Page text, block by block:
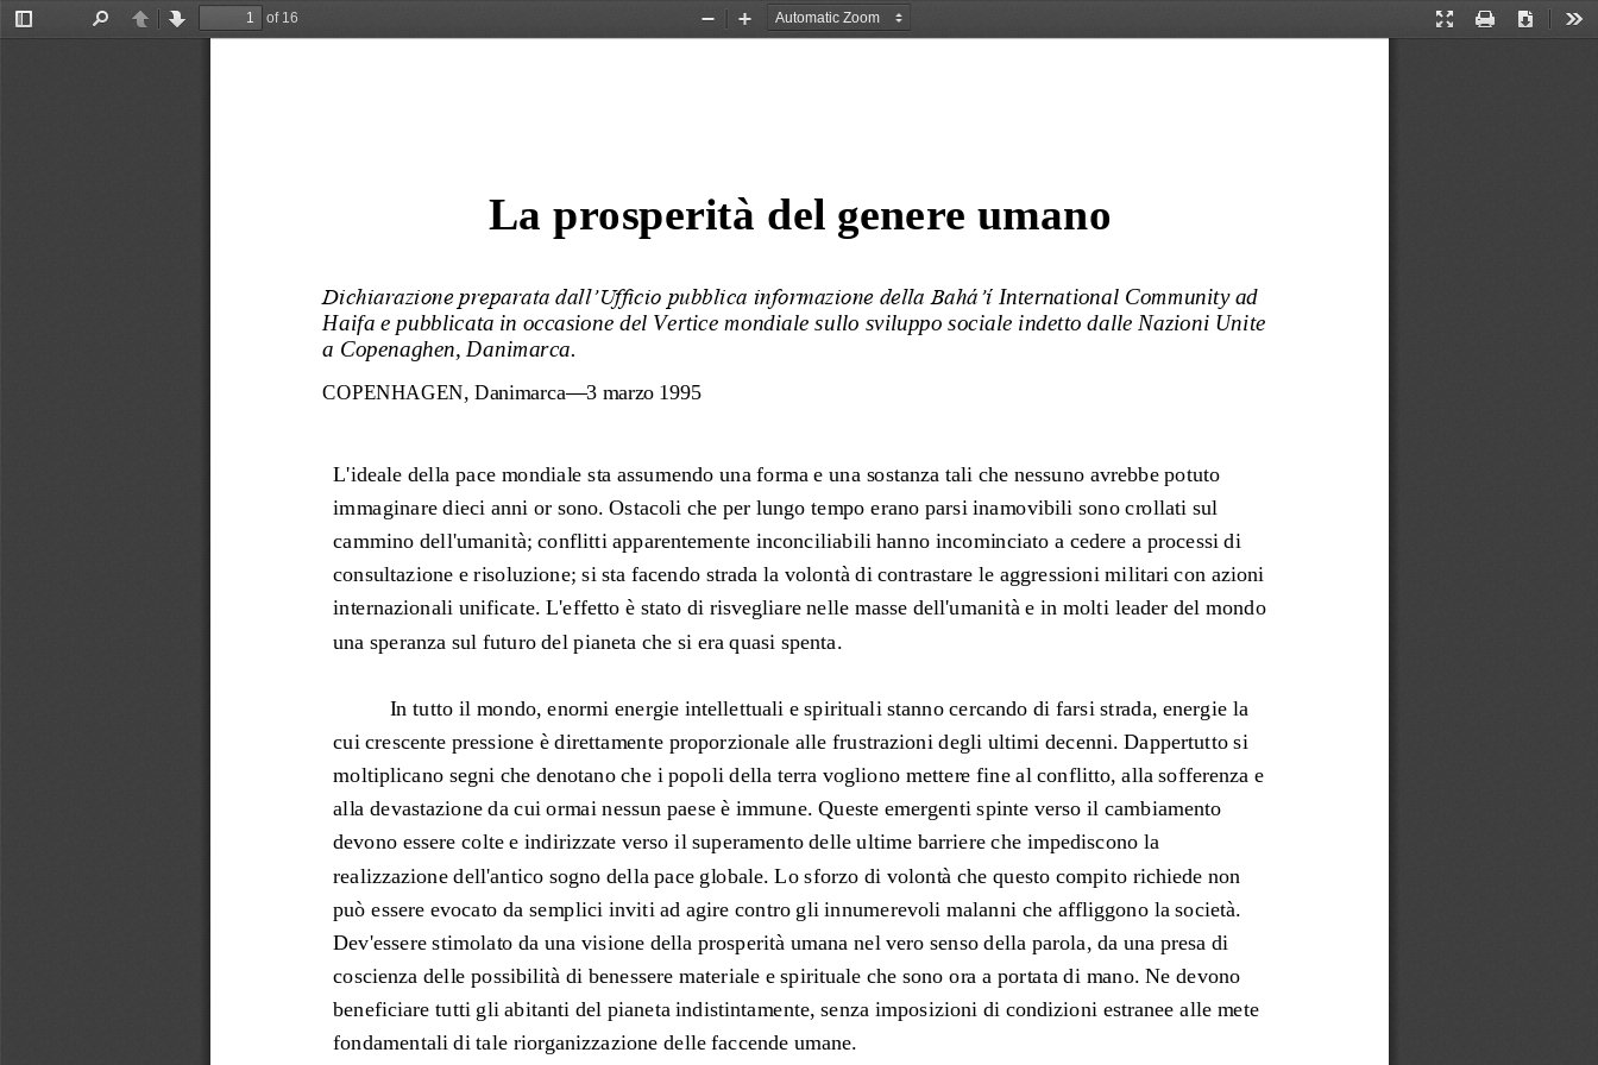
Toggle
PreviousNext
of 16
Presentation
Print Download
Zoom
Zoom
La prosperità del genere umano
Dichiarazione preparata dall’Ufficio pubblica informazione della Bahá’í International Community ad
Haifa e pubblicata in occasione del Vertice mondiale sullo sviluppo sociale indetto dalle Nazioni Unite
a Copenaghen, Danimarca.
COPENHAGEN, Danimarca—3 marzo 1995
L'ideale della pace mondiale sta assumendo una forma e una sostanza tali che nessuno avrebbe potuto
immaginare dieci anni or sono. Ostacoli che per lungo tempo erano parsi inamovibili sono crollati sul
cammino dell'umanità; conflitti apparentemente inconciliabili hanno incominciato a cedere a processi di
consultazione e risoluzione; si sta facendo strada la volontà di contrastare le aggressioni militari con azioni
internazionali unificate. L'effetto è stato di risvegliare nelle masse dell'umanità e in molti leader del mondo
una speranza sul futuro del pianeta che si era quasi spenta.
In tutto il mondo, enormi energie intellettuali e spirituali stanno cercando di farsi strada, energie la
cui crescente pressione è direttamente proporzionale alle frustrazioni degli ultimi decenni. Dappertutto si
moltiplicano segni che denotano che i popoli della terra vogliono mettere fine al conflitto, alla sofferenza e
alla devastazione da cui ormai nessun paese è immune. Queste emergenti spinte verso il cambiamento
devono essere colte e indirizzate verso il superamento delle ultime barriere che impediscono la
realizzazione dell'antico sogno della pace globale. Lo sforzo di volontà che questo compito richiede non
può essere evocato da semplici inviti ad agire contro gli innumerevoli malanni che affliggono la società.
Dev'essere stimolato da una visione della prosperità umana nel vero senso della parola, da una presa di
coscienza delle possibilità di benessere materiale e spirituale che sono ora a portata di mano. Ne devono
beneficiare tutti gli abitanti del pianeta indistintamente, senza imposizioni di condizioni estranee alle mete
fondamentali di tale riorganizzazione delle faccende umane.